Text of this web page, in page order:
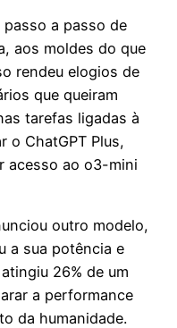
a passo de
aos moldes do que
rendeu elogios de
que queiram
tarefas ligadas à
o ChatGPT Plus,
acesso ao o3-mini
outro modelo,
a sua potência e
26% de um
a performance
da humanidade.